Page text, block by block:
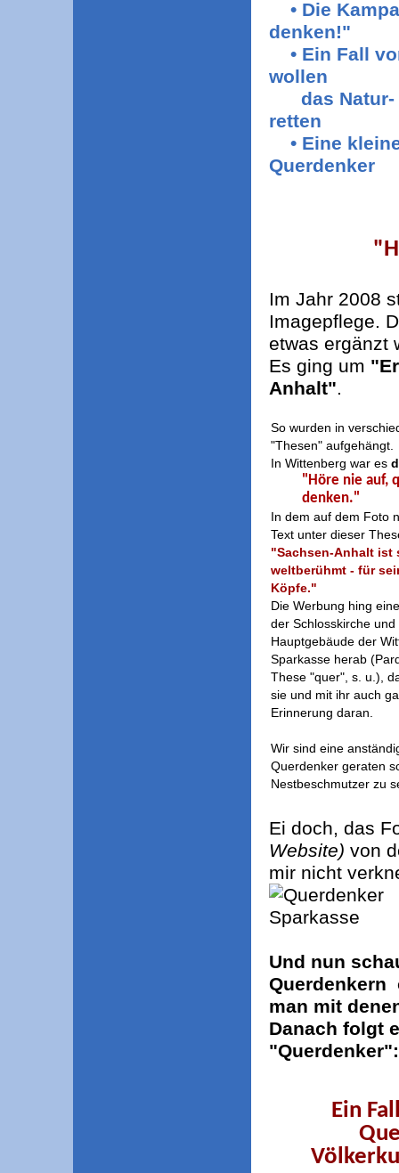
• Die
denken!"
• Ein Fall
wollen
das Natur-
retten
• Eine
Querdenker
Im Jahr 2008
Imagepflege.
etwas ergänzt
Es ging um
Anhalt".
So wurden in
"Thesen" aufgehängt.
In Wittenberg war es
"Höre nie auf,
denken."
In dem auf dem Foto
Text unter dieser
"Sachsen-Anhalt ist
weltberühmt - für
Köpfe."
Die Werbung hing
der Schlosskirche und
Hauptgebäude der
Sparkasse herab
These "quer", s. u.),
sie und mit ihr auch
Erinnerung daran.
Wir sind eine
Querdenker geraten
Nestbeschmutzer zu
Ei doch, das
Website) von
mir nicht
Und nun
Querdenkern
man mit
Danach folgt
"Querdenker":
Ein